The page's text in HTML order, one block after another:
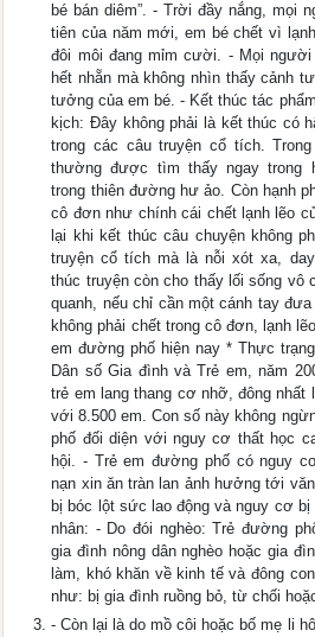
bé bán diêm”. - Trời đầy nắng, mọi
tiên của năm mới, em bé chết vì
đôi môi đang mỉm cười. - Mọi
hết nhẵn mà không nhìn thấy cảnh
tưởng của em bé. - Kết thúc tác
kịch: Đây không phải là kết thúc có
trong các câu truyện cổ tích.
thường được tìm thấy ngay trong
trong thiên đường hư ảo. Còn hạnh
cô đơn như chính cái chết lạnh lẽo
lại khi kết thúc câu chuyện không
truyện cổ tích mà là nỗi xót xa,
thúc truyện còn cho thấy lối sống vô
quanh, nếu chỉ cần một cánh tay
không phải chết trong cô đơn, lạnh
em đường phố hiện nay * Thực
Dân số Gia đình và Trẻ em, năm
trẻ em lang thang cơ nhỡ, đông nhất
với 8.500 em. Con số này không
phố đối diện với nguy cơ thất học
hội. - Trẻ em đường phố có nguy
nạn xin ăn tràn lan ảnh hưởng tới
bị bóc lột sức lao động và nguy cơ
nhân: - Do đói nghèo: Trẻ đường
gia đình nông dân nghèo hoặc gia
làm, khó khăn về kinh tế và đông
như: bị gia đình ruồng bỏ, từ chối
- Còn lại là do mồ côi hoặc bố mẹ li